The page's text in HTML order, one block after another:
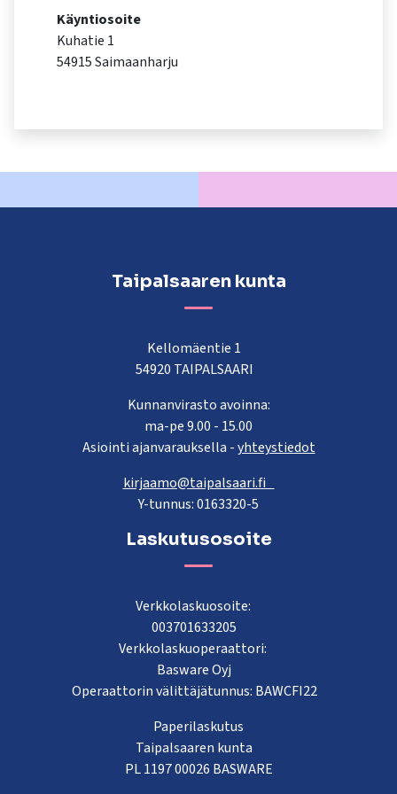
pyyhkäisyliikkeitä.
Käyntiosoite
Kuhatie 1
54915 Saimaanharju
Taipalsaaren kunta
Kellomäentie 1
54920 TAIPALSAARI
Kunnanvirasto avoinna:
ma-pe 9.00 - 15.00
Asiointi ajanvarauksella -yhteystiedot
kirjaamo@taipalsaari.fi
Y-tunnus: 0163320-5
Laskutusosoite
Verkkolaskuosoite:
003701633205
Verkkolaskuoperaattori:
Basware Oyj
Operaattorin välittäjätunnus: BAWCFI22
Paperilaskutus
Taipalsaaren kunta
PL 1197 00026 BASWARE